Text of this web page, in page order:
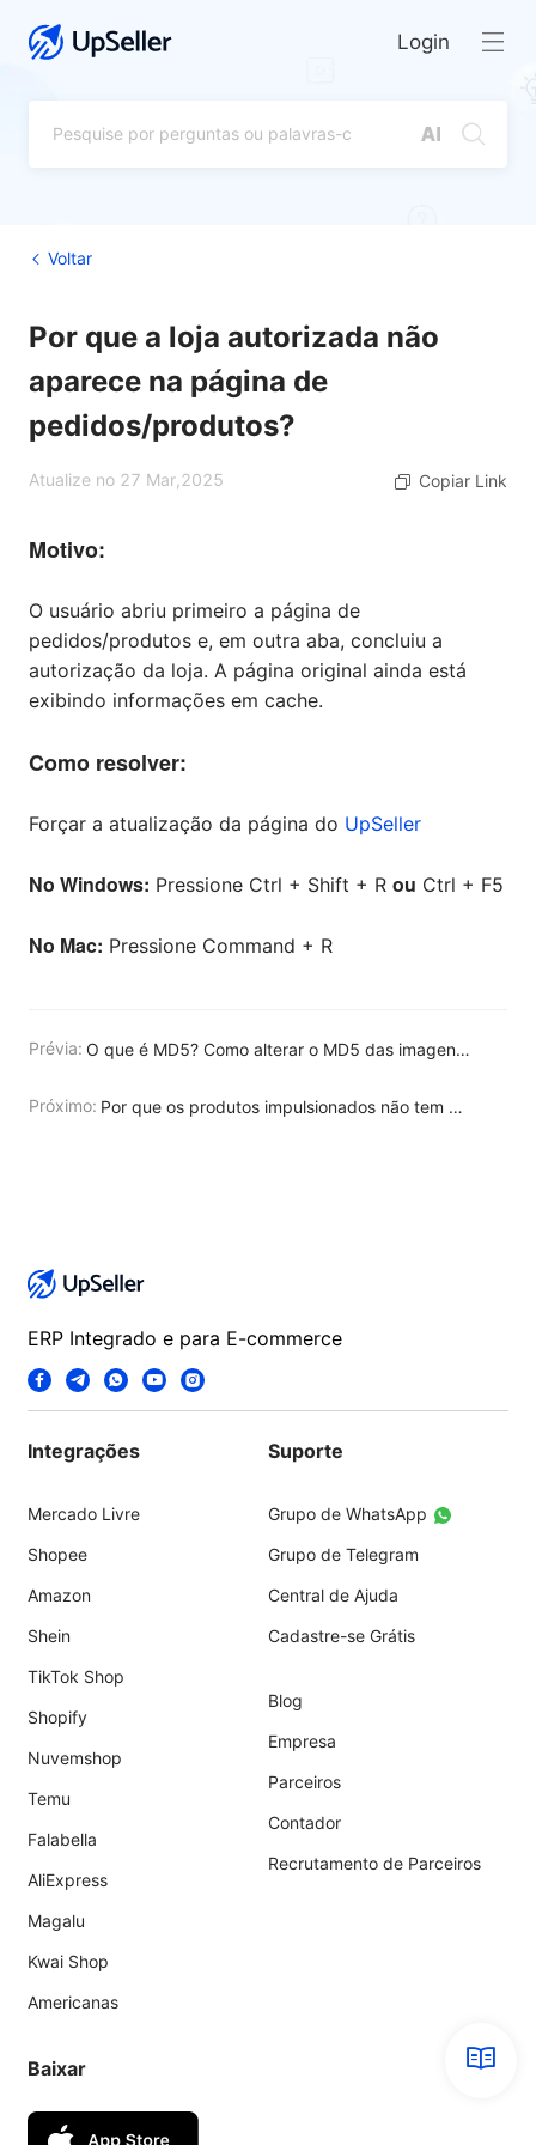
Login
Voltar
Por que a loja autorizada não
aparece na página de
pedidos/produtos?
Atualize no 27 Mar,2025 Copiar Link
Motivo:
O usuário abriu primeiro a página de
pedidos/produtos e, em outra aba, concluiu a
autorização da loja. A página original ainda está
exibindo informações em cache.
Como resolver:
Forçar a atualização da página do UpSeller
No Windows: Pressione Ctrl + Shift + R ou Ctrl + F5
No Mac: Pressione Command + R
Prévia: O que é MD5? Como alterar o MD5 das imagens do anúncio?
Próximo: Por que os produtos impulsionados não tem visualizações ou pedidos?
ERP Integrado e para E-commerce
Integrações
Mercado Livre
Shopee
Amazon
Shein
TikTok Shop
Shopify
Nuvemshop
Temu
Falabella
AliExpress
Magalu
Kwai Shop
Americanas
Suporte
Grupo de WhatsApp
Grupo de Telegram
Central de Ajuda
Cadastre-se Grátis
Blog
Empresa
Parceiros
Contador
Recrutamento de Parceiros
Baixar